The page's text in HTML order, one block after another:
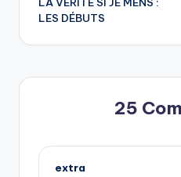
navigation
LES DÉBUTS
25
extra